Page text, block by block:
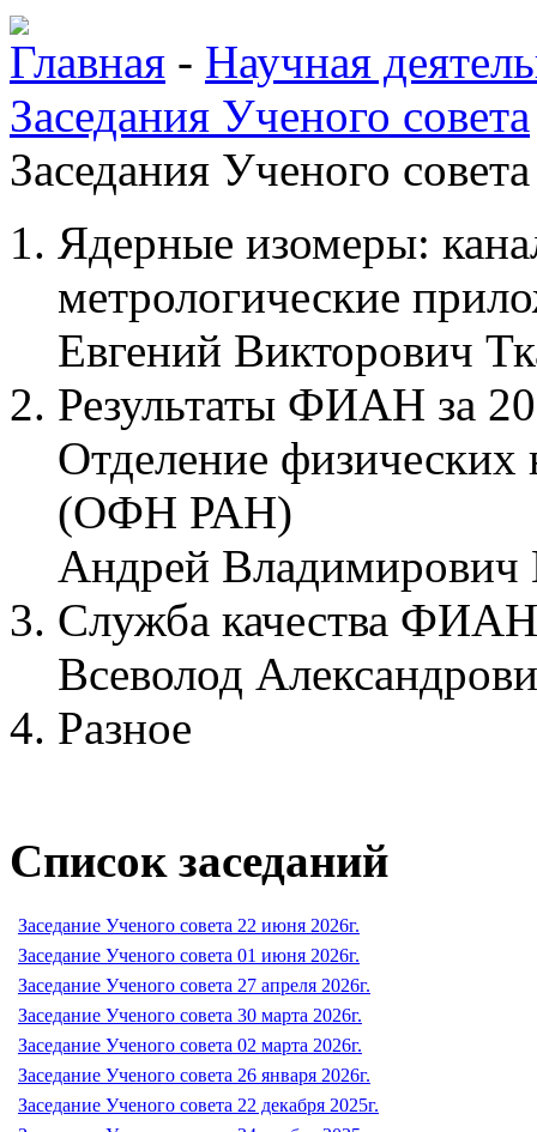
Главная - Научная
Заседания Ученого совета
Заседания Ученого
Ядерные изомеры:
метрологические
Евгений Викторович
Результаты ФИАН за
Отделение физических
(ОФН РАН)
Андрей Владимирович
Служба качества ФИАН
Всеволод
Разное
Список заседаний
Заседание Ученого совета 22 июня 2026г.
Заседание Ученого совета 01 июня 2026г.
Заседание Ученого совета 27 апреля 2026г.
Заседание Ученого совета 30 марта 2026г.
Заседание Ученого совета 02 марта 2026г.
Заседание Ученого совета 26 января 2026г.
Заседание Ученого совета 22 декабря 2025г.